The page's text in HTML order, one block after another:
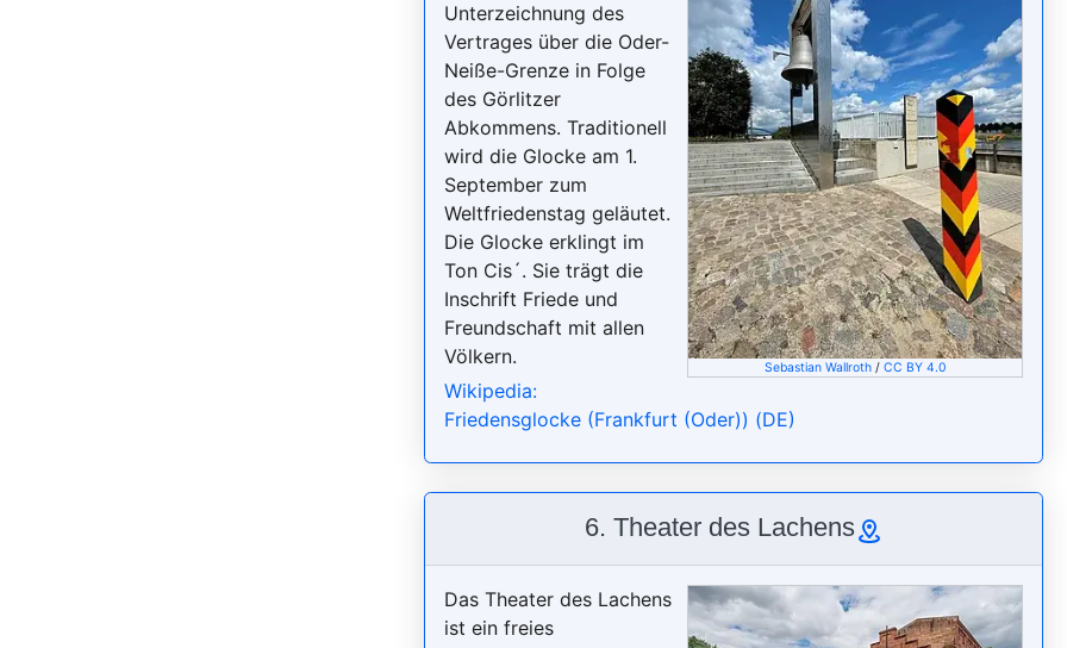
Sebastian Wallroth/ CC BY 4.0
Unterzeichnung des
Vertrages über die Oder-
Neiße-Grenze in Folge
des Görlitzer
Abkommens. Traditionell
wird die Glocke am 1.
September zum
Weltfriedenstag geläutet.
Die Glocke erklingt im
Ton Cis´. Sie trägt die
Inschrift Friede und
Freundschaft mit allen
Völkern.
Wikipedia:
Friedensglocke (Frankfurt (Oder)) (DE)
6. Theater des Lachens
Das Theater des Lachens
ist ein freies